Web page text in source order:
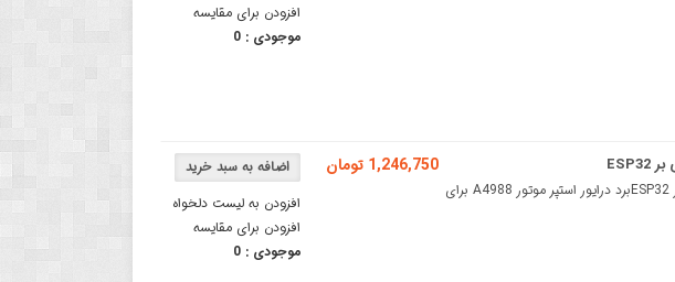
افزودن برای مقایسه
موجودی :0
افزودن به لیست دلخواه
افزودن برای مقایسه
موجودی :0
1,246,750 تومان
برد درایور استپر موتور A4988 مبتنی بر ESP32برد درایور استپر موتور A4988 برای